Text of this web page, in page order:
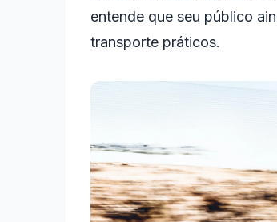
entende que seu público
transporte práticos.